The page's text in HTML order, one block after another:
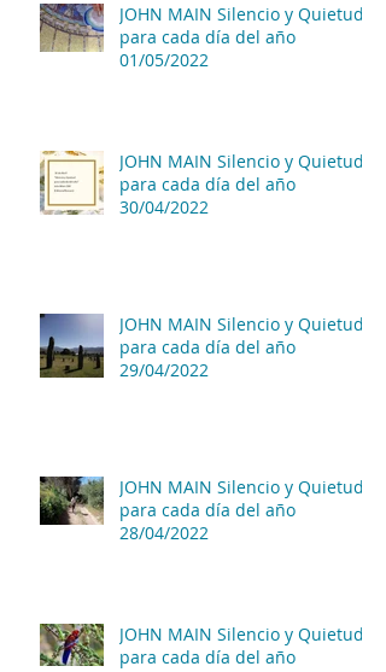
JOHN MAIN Silencio y Quietud
para cada día del año
01/05/2022
JOHN MAIN Silencio y Quietud
para cada día del año
30/04/2022
JOHN MAIN Silencio y Quietud
para cada día del año
29/04/2022
JOHN MAIN Silencio y Quietud
para cada día del año
28/04/2022
JOHN MAIN Silencio y Quietud
para cada día del año